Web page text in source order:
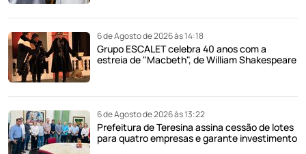
6 de Agosto de 2026 às 14:18
Grupo ESCALET celebra 40 anos com a
estreia de "Macbeth", de William Shakespeare
6 de Agosto de 2026 às 13:22
Prefeitura de Teresina assina cessão de lotes
para quatro empresas e garante investimento